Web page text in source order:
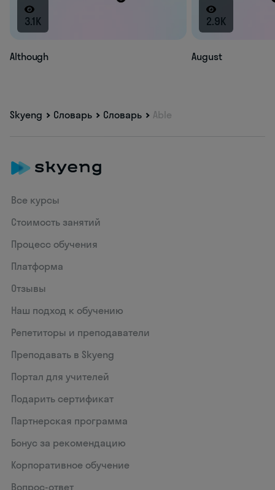
3.1K
Although
2.9K
August
Skyeng Словарь Словарь Able
Все курсы
Стоимость занятий
Процесс обучения
Платформа
Отзывы
Наш подход к обучению
Репетиторы и преподаватели
Преподавать в Skyeng
Портал для учителей
Подарить сертификат
Партнерская программа
Бонус за рекомендацию
Корпоративное обучение
Вопрос-ответ